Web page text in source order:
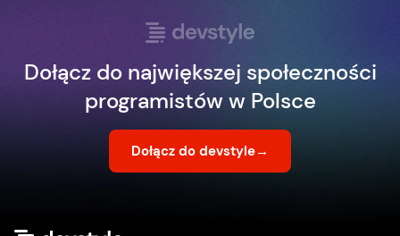
Dołącz do największej społeczności
programistów w Polsce
Dołącz do devstyle→